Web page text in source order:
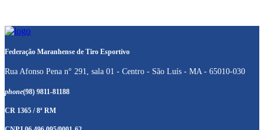
Federação Maranhense de Tiro Esportivo
Rua Afonso Pena n° 291, sala 01 - Centro - São Luís - MA - 65010-030
phone(98) 9811-81188
CR 1365 / 8ª RM